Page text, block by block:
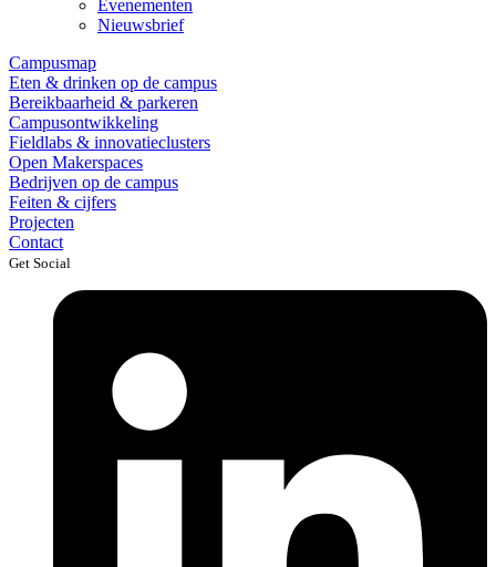
Evenementen
Nieuwsbrief
Campusmap
Eten & drinken op de campus
Bereikbaarheid & parkeren
Campusontwikkeling
Fieldlabs & innovatieclusters
Open Makerspaces
Bedrijven op de campus
Feiten & cijfers
Projecten
Contact
Get Social